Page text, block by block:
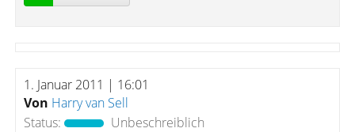
1. Januar 2011 | 16:01
Von Harry van Sell
Status:
Unbeschreiblich